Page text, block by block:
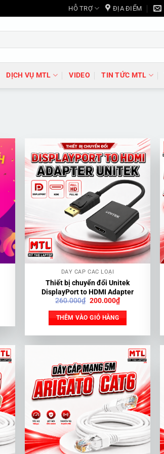
HỖ TRỢ ĐỊA ĐIỂM
DỊCH VỤ MTL VIDEO TIN TỨC MTL
DÂY CÁP CÁC LOẠI
Thiết bị chuyển đổi Unitek
DisplayPort to HDMI Adapter
260.000₫ Giá
là:
260.000₫.
200.000₫Giá
hiện
THÊM VÀO GIỎ HÀNG